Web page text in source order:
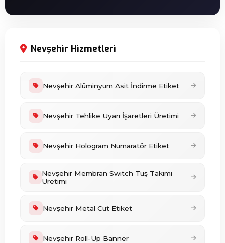
Nevşehir Hizmetleri
Nevşehir Alüminyum Asit İndirme Etiket
Nevşehir Tehlike Uyarı İşaretleri Üretimi
Nevşehir Hologram Numaratör Etiket
Nevşehir Membran Switch Tuş Takımı
Üretimi
Nevşehir Metal Cut Etiket
Nevşehir Roll-Up Banner